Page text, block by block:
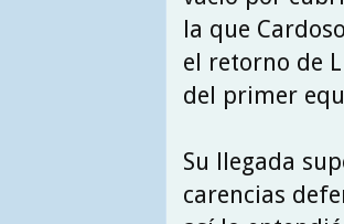
la que
el retorno de
del primer
Su llegada
carencias